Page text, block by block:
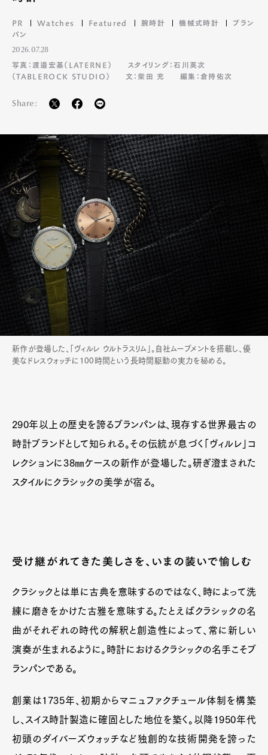
PR Watches Featured 腕時計 機械式時計
ブラン
パン
2026.07.28
写真：渡邉宏基（LATERNE）
スタイリング：石川英次
（TABLEROCK STUDIO）
文：柴田 充 編集：倉持佑次
Share:
新作が登場した、「ヴィルレ ウルトラスリム」。自社ムーブメントを搭載し、優
美なドレスウォッチに100時間という長時間駆動の実力を秘める。
290年以上の歴史を誇るブランパンは、現存する世界最古の
時計ブランドとして知られる。その伝統が息づく「ヴィルレ」コ
レクションに38㎜ケースの新作が登場した。研ぎ澄まされた
スタイルにクラシックの美学が宿る。
受け継がれてきた美しさを、いまの装いで愉しむ
クラシックとは単に古典を意味するのではなく、時によって洗
練に磨きをかけた古雅を意味する。たとえばクラシックの名
曲がそれぞれの時代の解釈と創造性によって、常に新しい
演奏が生まれるように。時計におけるクラシックの名手こそブ
ランパンである。
創業は1735年、初期からマニュファクチュール体制を構築
し、スイス時計製造に確固とした地位を築く。以降1950年代
初頭のダイバーズウォッチなど独創的な技術開発を誇った